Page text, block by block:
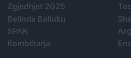
Zgjedhjet 2025
Belinda Balluku
SPAK
Kombëtarja